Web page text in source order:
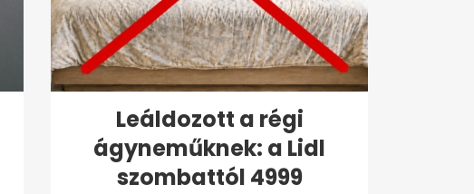
Leáldozott a régi
ágyneműknek: a Lidl
szombattól 4999